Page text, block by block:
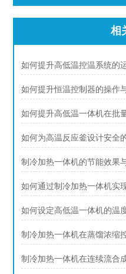
相
如何提升高低温控温系统的
如何提升恒温控制器的操作
如何提升高低温一体机在批
如何为高温反应釜设计安全
制冷加热一体机的节能效果
如何通过制冷加热一体机实
如何设定高低温一体机的温
制冷加热一体机在蒸馏浓缩
制冷加热一体机在连续流合